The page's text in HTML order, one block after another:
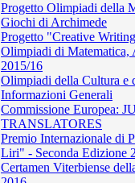
Progetto Olimpiadi della
Giochi di Archimede
Progetto "Creative
Olimpiadi di Matematica,
2015/16
Olimpiadi della Cultura e
Informazioni Generali
Commissione Europea:
TRANSLATORES
Premio Internazionale di
Liri" - Seconda Edizione
Certamen Viterbiense